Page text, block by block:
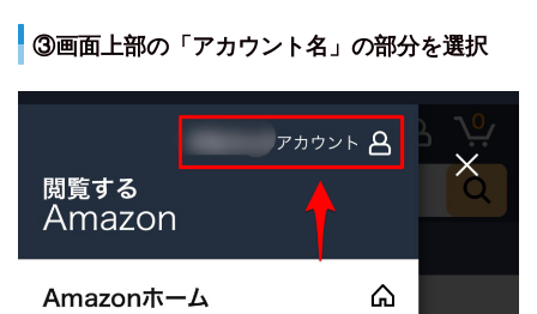
③画面上部の「アカウント名」の部分を選択